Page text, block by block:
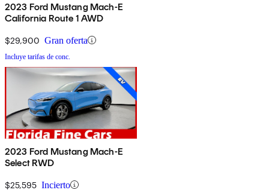
2023 Ford Mustang Mach-E
California Route 1 AWD
$29,900 Gran oferta
Incluye tarifas de conc.
2023 Ford Mustang Mach-E
Select RWD
$25,595 Incierto